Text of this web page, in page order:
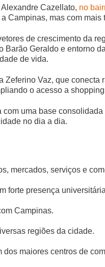
Cazellato, no
Campinas, mas com
de crescimento da
Barão Geraldo e entorno
de vida.
Zeferino Vaz, que
o acesso a
uma base
no dia a dia.
mercados, serviços e
forte presença
Campinas.
regiões da cidade.
maiores centros de